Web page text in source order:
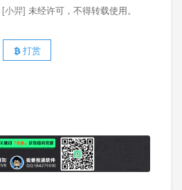
[小羿] 未经许可，不得转载使用。
打赏